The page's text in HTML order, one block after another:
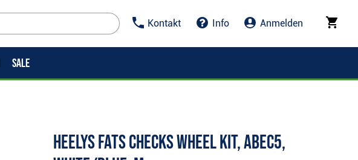
Kontakt Info Anmelden
SALE
Heelys FATS Checks Wheel Kit, ABEC5,